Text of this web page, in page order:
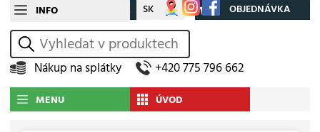
INFO CZ SK Můj účet OBJEDNÁVKA
vyhledat
Nákup na splátky +420 775 796 662
MENU ÚVOD